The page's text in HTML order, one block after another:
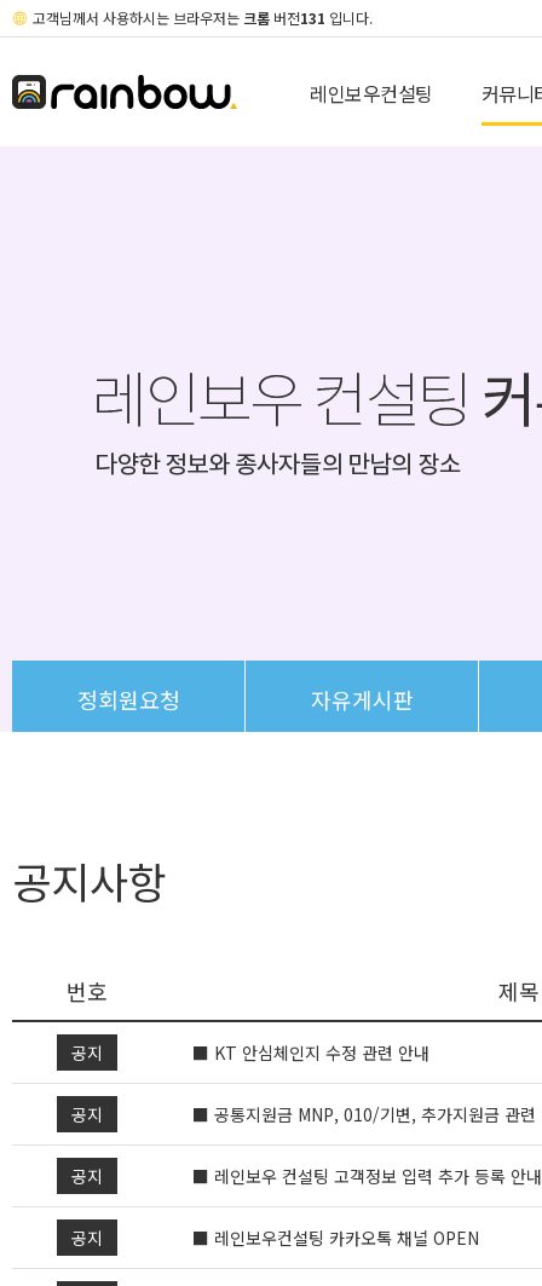
고객님께서 사용하시는 브라우저는 크롬 버전131 입니다.
레인보우컨설팅 커뮤니
정회원요청 자유게시판
공지사항
번호 제목
공지 ■ KT 안심체인지 수정 관련 안내
공지 ■ 공통지원금 MNP, 010/기변, 추가지원금 관
공지 ■ 레인보우 컨설팅 고객정보 입력 추가 등록 안내
공지 ■ 레인보우컨설팅 카카오톡 채널 OPEN